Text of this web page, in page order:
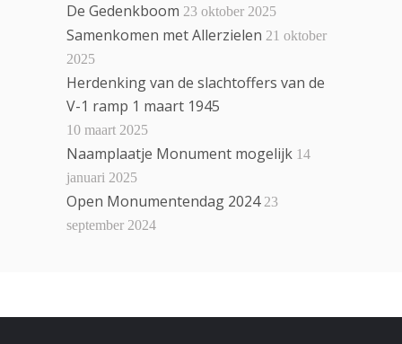
De Gedenkboom 23 oktober 2025
Samenkomen met Allerzielen 21 oktober
2025
Herdenking van de slachtoffers van de
V-1 ramp 1 maart 1945
10 maart 2025
Naamplaatje Monument mogelijk 14
januari 2025
Open Monumentendag 2024 23
september 2024